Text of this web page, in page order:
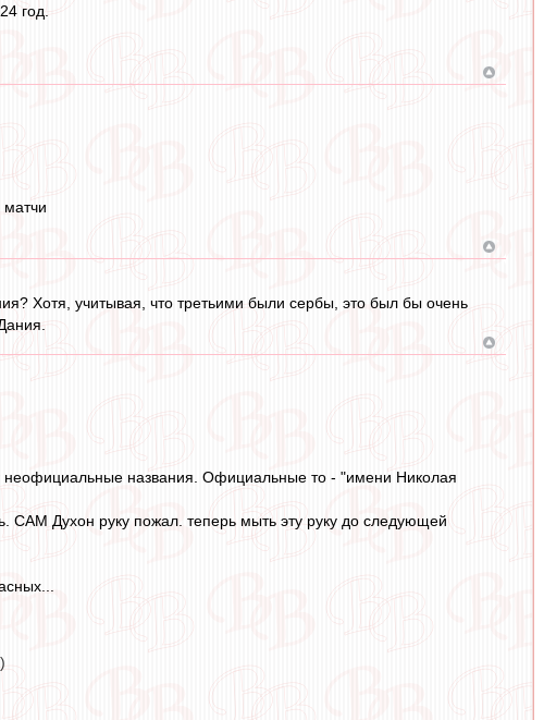
год.
Хотя, учитывая, что третьими были сербы, это был бы очень
неофициальные названия. Официальные то - "имени Николая
САМ Духон руку пожал. теперь мыть эту руку до следующей